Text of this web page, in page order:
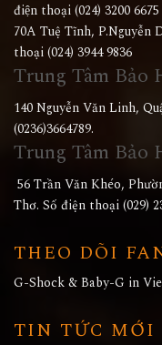
điện thoại (024) 3200 6675
70A Tuệ Tĩnh, P.Nguyễn
thoại (024) 3944 9836
Trung Tâm Bảo
140 Nguyễn Văn Linh,
(0236)3664789.
Trung Tâm Bảo
56 Trần Văn Khéo,
Thơ. Số điện thoại (029)
THEO DÕI
G-Shock & Baby-G in
TIN TỨC MỚI